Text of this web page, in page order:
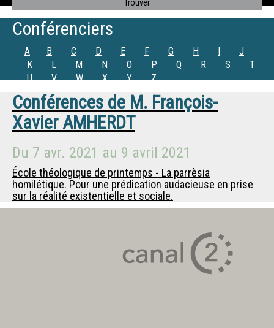
Conférenciers
A B C D E F G H I
J
K
L M N O P Q R S
T
U
V W X Y Z
Conférences de M. François-
Xavier AMHERDT
Du 7 avr. 2021 au 9 avril 2021
École théologique de printemps - La parrèsia
homilétique. Pour une prédication audacieuse en prise
sur la réalité existentielle et sociale.